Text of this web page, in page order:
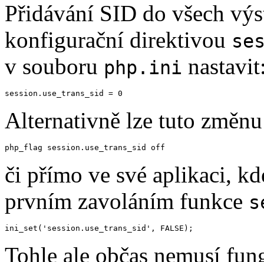
Přidávání SID do všech
konfigurační direktivou
v souboru php.ini
session.use_trans_sid = 0
Alternativně lze tuto
php_flag session.use_trans_sid off
či přímo ve své aplikaci,
prvním zavoláním funkce
ini_set( 'session.use_trans_sid' , FALSE );
Tohle ale občas nemusí